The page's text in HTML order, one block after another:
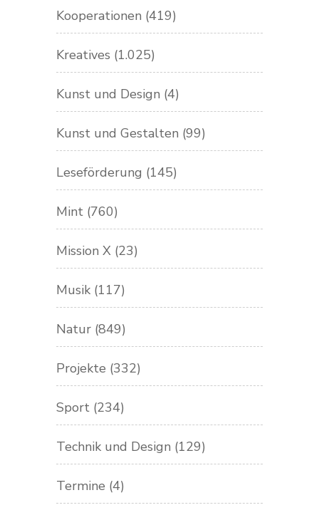
Kooperationen (419)
Kreatives (1.025)
Kunst und Design (4)
Kunst und Gestalten (99)
Leseförderung (145)
Mint (760)
Mission X (23)
Musik (117)
Natur (849)
Projekte (332)
Sport (234)
Technik und Design (129)
Termine (4)